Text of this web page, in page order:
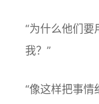
“为什么他们要
我？”
“像这样把事情